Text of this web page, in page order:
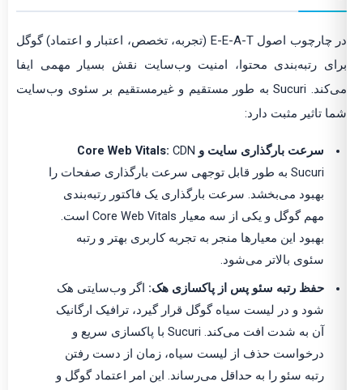
در چارچوب اصول E-E-A-T (تجربه، تخصص، اعتبار و اعتماد) گوگل
برای رتبه‌بندی محتوا، امنیت وب‌سایت نقش بسیار مهمی ایفا
می‌کند. Sucuri به طور مستقیم و غیرمستقیم بر سئوی وب‌سایت
شما تاثیر مثبت دارد:
سرعت بارگذاری سایت و Core Web Vitals: CDN
Sucuri به طور قابل توجهی سرعت بارگذاری صفحات را
بهبود می‌بخشد. سرعت بارگذاری یک فاکتور رتبه‌بندی
مهم گوگل و یکی از سه معیار Core Web Vitals است.
بهبود این معیارها منجر به تجربه کاربری بهتر و رتبه
سئوی بالاتر می‌شود.
حفظ رتبه سئو پس از پاکسازی هک: اگر وب‌سایتی هک
شود و در لیست سیاه گوگل قرار گیرد، ترافیک ارگانیک
آن به شدت افت می‌کند. Sucuri با پاکسازی سریع و
درخواست حذف از لیست سیاه، زمان از دست رفتن
رتبه سئو را به حداقل می‌رساند. این امر اعتماد گوگل و